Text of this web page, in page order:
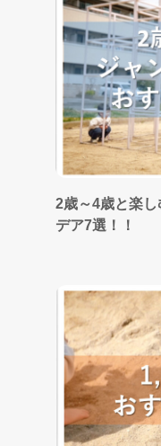
2歳～4歳と楽
デア7選！！